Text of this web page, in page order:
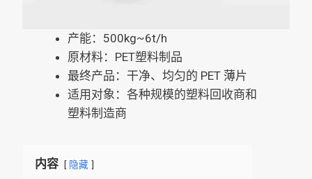
产能：500kg~6t/h
原材料：PET塑料制品
最终产品：干净、均匀的 PET 薄片
适用对象：各种规模的塑料回收商和
塑料制造商
内容 隐藏